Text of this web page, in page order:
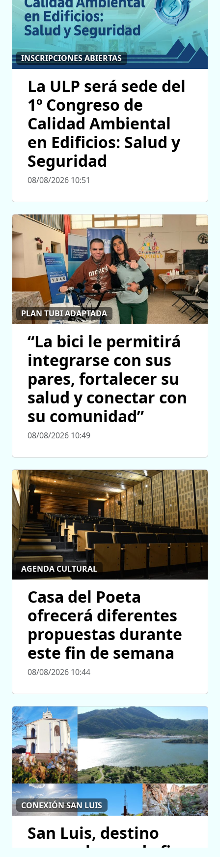
INSCRIPCIONES ABIERTAS
La ULP será sede del
1º Congreso de
Calidad Ambiental
en Edificios: Salud y
Seguridad
08/08/2026 10:51
PLAN TUBI ADAPTADA
“La bici le permitirá
integrarse con sus
pares, fortalecer su
salud y conectar con
su comunidad”
08/08/2026 10:49
AGENDA CULTURAL
Casa del Poeta
ofrecerá diferentes
propuestas durante
este fin de semana
08/08/2026 10:44
CONEXIÓN SAN LUIS
San Luis, destino
para volver cada fin